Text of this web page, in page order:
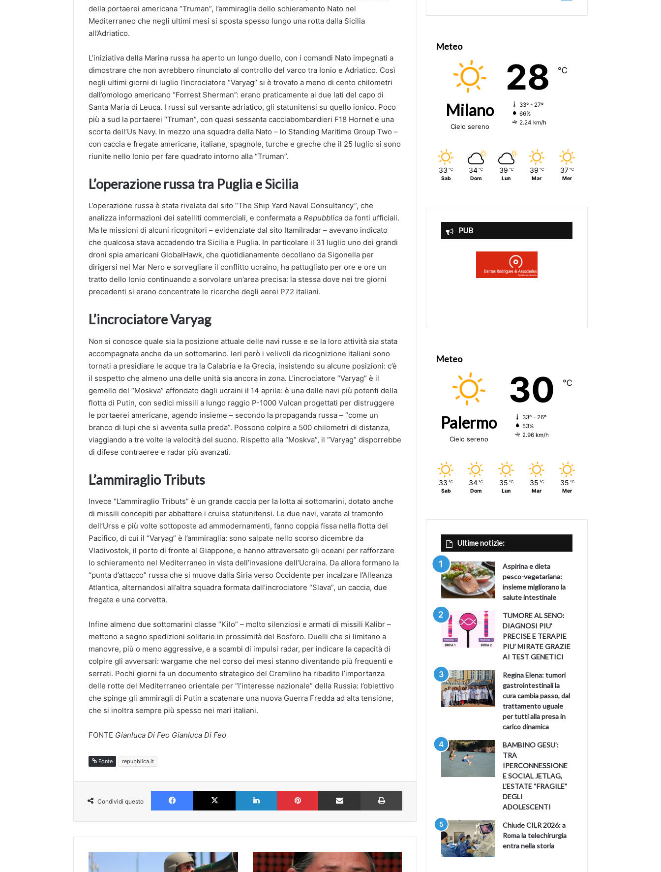
della portaerei americana “Truman”, l’ammiraglia dello schieramento Nato nel
Mediterraneo che negli ultimi mesi si sposta spesso lungo una rotta dalla Sicilia
all’Adriatico.
L’iniziativa della Marina russa ha aperto un lungo duello, con i comandi Nato impegnati a
dimostrare che non avrebbero rinunciato al controllo del varco tra Ionio e Adriatico. Così
negli ultimi giorni di luglio l’incrociatore “Varyag” si è trovato a meno di cento chilometri
dall’omologo americano “Forrest Sherman”: erano praticamente ai due lati del capo di
Santa Maria di Leuca. I russi sul versante adriatico, gli statunitensi su quello ionico. Poco
più a sud la portaerei “Truman”, con quasi sessanta cacciabombardieri F18 Hornet e una
scorta dell’Us Navy. In mezzo una squadra della Nato – lo Standing Maritime Group Two –
con caccia e fregate americane, italiane, spagnole, turche e greche che il 25 luglio si sono
riunite nello Ionio per fare quadrato intorno alla “Truman”.
L’operazione russa tra Puglia e Sicilia
L’operazione russa è stata rivelata dal sito “The Ship Yard Naval Consultancy”, che
analizza informazioni dei satelliti commerciali, e confermata aRepubblicada fonti ufficiali.
Ma le missioni di alcuni ricognitori – evidenziate dal sito Itamilradar – avevano indicato
che qualcosa stava accadendo tra Sicilia e Puglia. In particolare il 31 luglio uno dei grandi
droni spia americani GlobalHawk, che quotidianamente decollano da Sigonella per
dirigersi nel Mar Nero e sorvegliare il conflitto ucraino, ha pattugliato per ore e ore un
tratto dello Ionio continuando a sorvolare un’area precisa: la stessa dove nei tre giorni
precedenti si erano concentrate le ricerche degli aerei P72 italiani.
L’incrociatore Varyag
Non si conosce quale sia la posizione attuale delle navi russe e se la loro attività sia stata
accompagnata anche da un sottomarino. Ieri però i velivoli da ricognizione italiani sono
tornati a presidiare le acque tra la Calabria e la Grecia, insistendo su alcune posizioni: c’è
il sospetto che almeno una delle unità sia ancora in zona. L’incrociatore “Varyag” è il
gemello del “Moskva” affondato dagli ucraini il 14 aprile: è una delle navi più potenti della
flotta di Putin, con sedici missili a lungo raggio P-1000 Vulcan progettati per distruggere
le portaerei americane, agendo insieme – secondo la propaganda russa – “come un
branco di lupi che si avventa sulla preda”. Possono colpire a 500 chilometri di distanza,
viaggiando a tre volte la velocità del suono. Rispetto alla “Moskva”, il “Varyag” disporrebbe
di difese contraeree e radar più avanzati.
L’ammiraglio Tributs
Invece “L’ammiraglio Tributs” è un grande caccia per la lotta ai sottomarini, dotato anche
di missili concepiti per abbattere i cruise statunitensi. Le due navi, varate al tramonto
dell’Urss e più volte sottoposte ad ammodernamenti, fanno coppia fissa nella flotta del
Pacifico, di cui il “Varyag” è l’ammiraglia: sono salpate nello scorso dicembre da
Vladivostok, il porto di fronte al Giappone, e hanno attraversato gli oceani per rafforzare
lo schieramento nel Mediterraneo in vista dell’invasione dell’Ucraina. Da allora formano la
“punta d’attacco” russa che si muove dalla Siria verso Occidente per incalzare l’Alleanza
Atlantica, alternandosi all’altra squadra formata dall’incrociatore “Slava”, un caccia, due
fregate e una corvetta.
Infine almeno due sottomarini classe “Kilo” – molto silenziosi e armati di missili Kalibr –
mettono a segno spedizioni solitarie in prossimità del Bosforo. Duelli che si limitano a
manovre, più o meno aggressive, e a scambi di impulsi radar, per indicare la capacità di
colpire gli avversari: wargame che nel corso dei mesi stanno diventando più frequenti e
serrati. Pochi giorni fa un documento strategico del Cremlino ha ribadito l’importanza
delle rotte del Mediterraneo orientale per “l’interesse nazionale” della Russia: l’obiettivo
che spinge gli ammiragli di Putin a scatenare una nuova Guerra Fredda ad alta tensione,
che si inoltra sempre più spesso nei mari italiani.
FONTE Gianluca Di Feo Gianluca Di Feo
Fonte repubblica.it
Condividi questo
Facebook X LinkedIn Pinterest Partilhar via Email Imprimir
Usa,
alta
Academy
apologizes
Meteo
Milano
Cielo sereno
28 ℃
33º - 27º
66%
2.24 km/h
33 ℃
Sab
34 ℃
Dom
39 ℃
Lun
39 ℃
Mar
37 ℃
Mer
PUB
Meteo
Palermo
Cielo sereno
30 ℃
33º - 26º
53%
2.96 km/h
33 ℃
Sab
34 ℃
Dom
35 ℃
Lun
35 ℃
Mar
35 ℃
Mer
Ultime notizie:
Aspirina e dieta
pesco-vegetariana:
insieme migliorano la
salute intestinale
TUMORE AL SENO:
DIAGNOSI PIU’
PRECISE E TERAPIE
PIU’ MIRATE GRAZIE
AI TEST GENETICI
Regina Elena: tumori
gastrointestinali la
cura cambia passo, dal
trattamento uguale
per tutti alla presa in
carico dinamica
BAMBINO GESU’:
TRA
IPERCONNESSIONE
E SOCIAL JETLAG,
L’ESTATE “FRAGILE”
DEGLI
ADOLESCENTI
Chiude CILR 2026: a
Roma la telechirurgia
entra nella storia